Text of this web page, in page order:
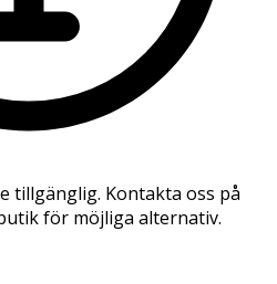
tillgänglig. Kontakta oss på
för möjliga alternativ.